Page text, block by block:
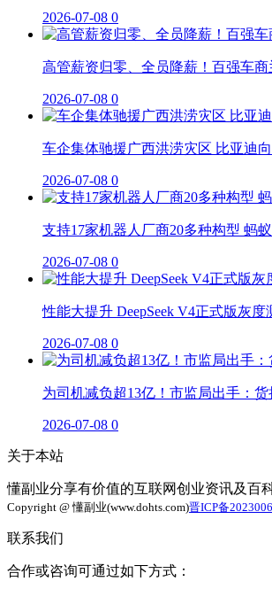
2026-07-08 0
高管薪资归零、全员降薪！百强车
2026-07-08 0
车企集体驰援广西洪涝灾区 比亚迪
2026-07-08 0
支持17家机器人厂商20多种构型 蚂
2026-07-08 0
性能大提升 DeepSeek V4正式版灰度
2026-07-08 0
为司机减负超13亿！市监局出手：
2026-07-08 0
关于本站
懂副业分享有价值的互联网创业资讯及百
Copyright @ 懂副业(www.dohts.com)晋ICP备
联系我们
合作或咨询可通过如下方式：